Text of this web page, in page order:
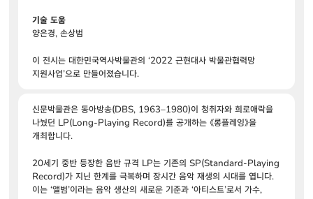
기술 도움
양은경, 손상범
이 전시는 대한민국역사박물관의 ‘2022 근현대사 박물관협력망
지원사업’으로 만들어졌습니다.
신문박물관은 동아방송(DBS, 1963–1980)이 청취자와 희로애락을
나눴던 LP(Long-Playing Record)를 공개하는 《롱플레잉》을
개최합니다.
20세기 중반 등장한 음반 규격 LP는 기존의 SP(Standard-Playing
Record)가 지닌 한계를 극복하며 장시간 음악 재생의 시대를 엽니다.
이는 ‘앨범’이라는 음악 생산의 새로운 기준과 ‘아티스트’로서 가수,